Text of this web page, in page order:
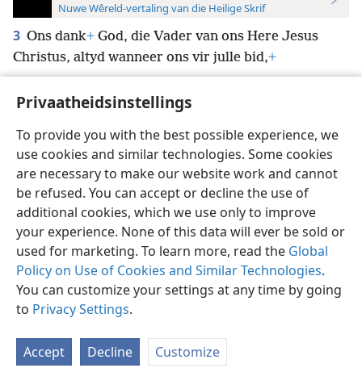
Privaatheidsinstellings
To provide you with the best possible experience, we
use cookies and similar technologies. Some cookies
are necessary to make our website work and cannot
be refused. You can accept or decline the use of
additional cookies, which we use only to improve
your experience. None of this data will ever be sold or
used for marketing. To learn more, read the Global
Policy on Use of Cookies and Similar Technologies.
You can customize your settings at any time by going
to Privacy Settings.
Accept Decline Customize
Nuwe Wêreld-vertaling van die Heilige Skrif
3 Ons dank+ God, die Vader van ons Here Jesus
Christus, altyd wanneer ons vir julle bid,+
Afrikaans Voorkeure
Copyright© 2026 Watch Tower Bible and Tract Society of Pennsylvania
Gebruiksvoorwaardes Privaatheidsbeleid
Privaatheidsinstellings
JW.ORG
Meld aan